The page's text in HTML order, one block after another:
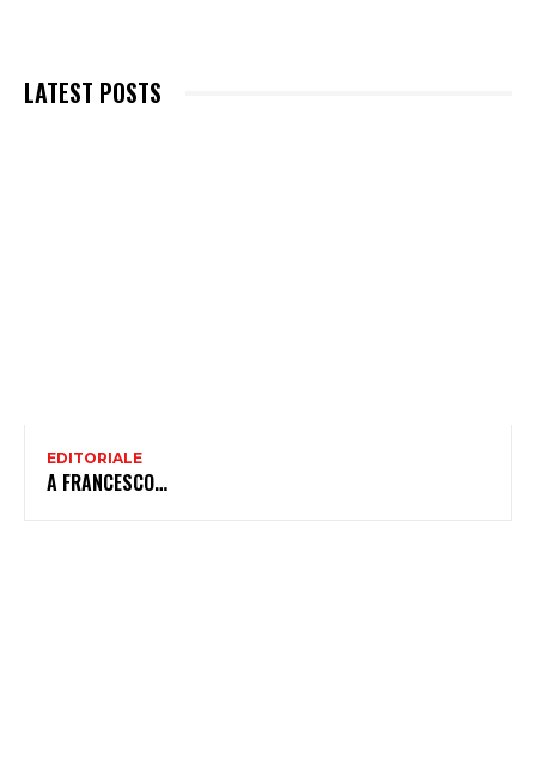
LATEST POSTS
EDITORIALE
A FRANCESCO…